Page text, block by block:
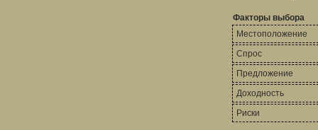
Факторы выбора
Местоположение
Спрос
Предложение
Доходность
Риски